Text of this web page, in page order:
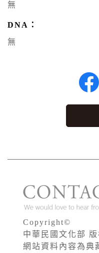
無
DNA：
無
Copyright©
中華民國文化部 版
網站資料內容為典